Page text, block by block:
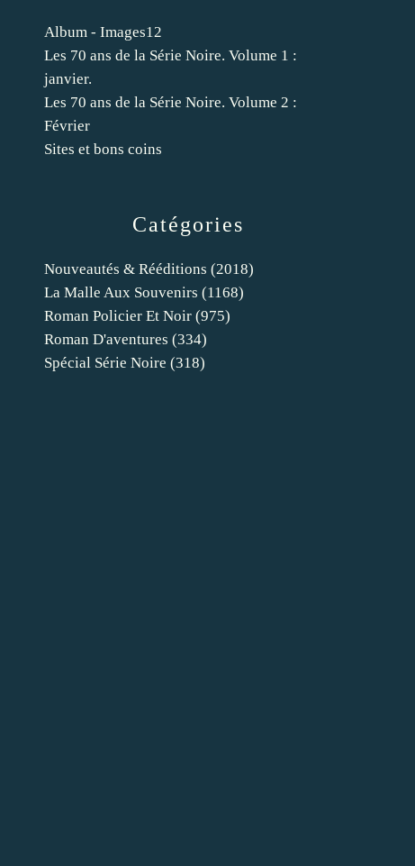
Catégories
Nouveautés & Rééditions (2018)
La Malle Aux Souvenirs (1168)
Roman Policier Et Noir (975)
Roman D'aventures (334)
Spécial Série Noire (318)
Album - Images12
Les 70 ans de la Série Noire. Volume 1 :
janvier.
Les 70 ans de la Série Noire. Volume 2 :
Février
Sites et bons coins